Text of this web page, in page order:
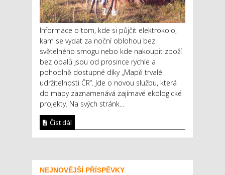
Informace o tom, kde si půjčit elektrokolo,
kam se vydat za noční oblohou bez
světelného smogu nebo kde nakoupit zboží
bez obalů jsou od prosince rychle a
pohodlně dostupné díky „Mapě trvalé
udržitelnosti ČR“. Jde o novou službu, která
do mapy zaznamenává zajímavé ekologické
projekty. Na svých stránk...
Číst dál
NEJNOVĚJŠÍ PŘÍSPĚVKY